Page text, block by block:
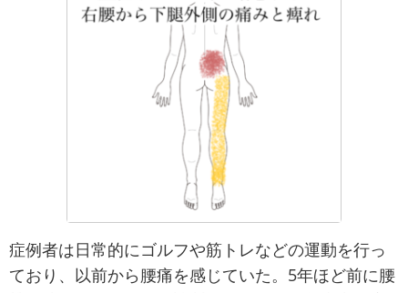
症例者は日常的にゴルフや筋トレなどの運動を行っ
ており、以前から腰痛を感じていた。5年ほど前に腰